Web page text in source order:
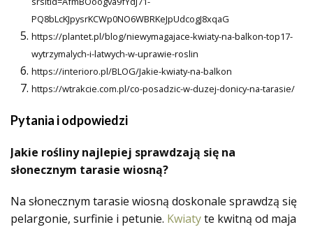
PQ8bLcKJpysrKCWp0NO6WBRKeJpUdcogJ8xqaG
https://plantet.pl/blog/niewymagajace-kwiaty-na-balkon-top17-
wytrzymalych-i-latwych-w-uprawie-roslin
https://interioro.pl/BLOG/Jakie-kwiaty-na-balkon
https://wtrakcie.com.pl/co-posadzic-w-duzej-donicy-na-tarasie/
Pytania i odpowiedzi
Jakie rośliny najlepiej sprawdzają się na
słonecznym tarasie wiosną?
Na słonecznym tarasie wiosną doskonale sprawdzą się
pelargonie, surfinie i petunie. Kwiatyte kwitną od maja